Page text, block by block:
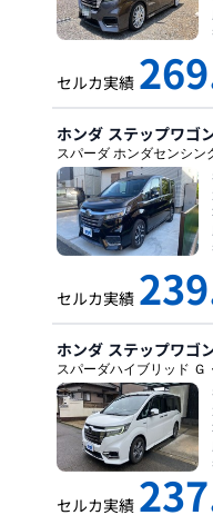
セルカ実績
ホンダ ステップワゴ
スパーダ ホンダセンシン
セルカ実績
ホンダ ステップワゴ
スパーダハイブリッド Ｇ
セルカ実績